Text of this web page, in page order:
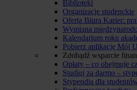
Biblioteki
Organizacje studenckie
Oferta Biura Karier:
Wymiana
Kalendarium roku
Pobierz aplikację Mój
Zdobądź wsparcie
Opłaty – co obejmuje
Studiuj za darmo –
Stypendia dla